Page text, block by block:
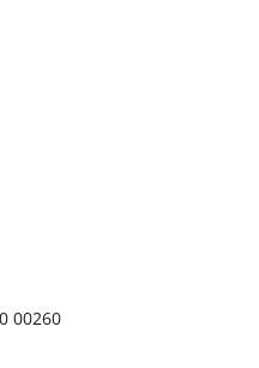
00260